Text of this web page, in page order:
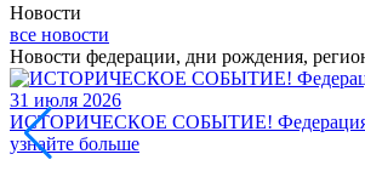
Новости
все новости
Новости федерации, дни рождения,
31 июля 2026
ИСТОРИЧЕСКОЕ СОБЫТИЕ! Федерация
узнайте больше